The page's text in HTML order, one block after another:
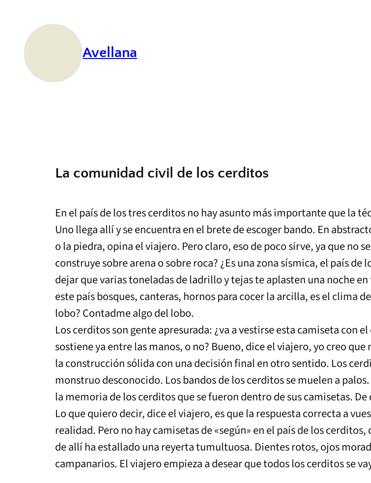
contenido
Avellana
La comunidad civil de los cerditos
En el país de los tres cerditos no hay asunto más importante que la
Uno llega allí y se encuentra en el brete de escoger bando. En
o la piedra, opina el viajero. Pero claro, eso de poco sirve, ya que no
construye sobre arena o sobre roca? ¿Es una zona sísmica, el país de
dejar que varias toneladas de ladrillo y tejas te aplasten una noche
este país bosques, canteras, hornos para cocer la arcilla, es el clima
lobo? Contadme algo del lobo.
Los cerditos son gente apresurada: ¿va a vestirse esta camiseta con
sostiene ya entre las manos, o no? Bueno, dice el viajero, yo creo
la construcción sólida con una decisión final en otro sentido. Los
monstruo desconocido. Los bandos de los cerditos se muelen a
la memoria de los cerditos que se fueron dentro de sus camisetas. De
Lo que quiero decir, dice el viajero, es que la respuesta correcta a
realidad. Pero no hay camisetas de «según» en el país de los
de allí ha estallado una reyerta tumultuosa. Dientes rotos, ojos
campanarios. El viajero empieza a desear que todos los cerditos se